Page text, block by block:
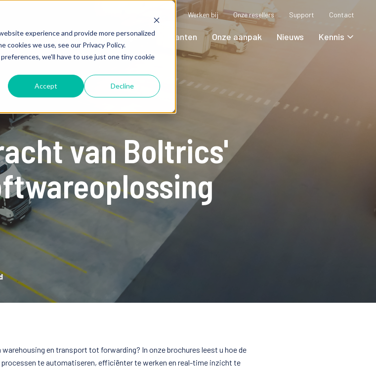
experience and provide more personalized
we use, see our Privacy Policy.
we'll have to use just one tiny cookie
Accept Decline
Werken bij Onze resellers Support Contact
Branches Oplossingen Klanten Onze aanpak Nieuws Kennis
van Boltrics'
en transport tot forwarding? In onze brochures leest u hoe de
te automatiseren, efficiënter te werken en real-time inzicht te